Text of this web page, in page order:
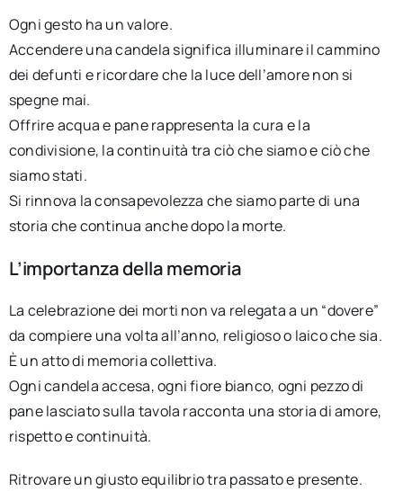
Ogni gesto ha un valore.
Accendere una candela significa illuminare il cammino
dei defunti e ricordare che la luce dell’amore non si
spegne mai.
Offrire acqua e pane rappresenta la cura e la
condivisione, la continuità tra ciò che siamo e ciò che
siamo stati.
Si rinnova la consapevolezza che siamo parte di una
storia che continua anche dopo la morte.
L’importanza della memoria
La celebrazione dei morti non va relegata a un “dovere”
da compiere una volta all’anno, religioso o laico che sia.
È un atto di memoria collettiva.
Ogni candela accesa, ogni fiore bianco, ogni pezzo di
pane lasciato sulla tavola racconta una storia di amore,
rispetto e continuità.
Ritrovare un giusto equilibrio tra passato e presente.